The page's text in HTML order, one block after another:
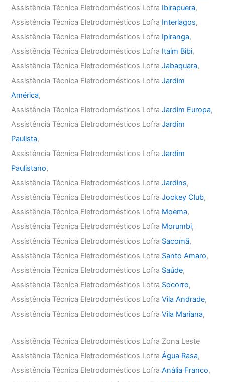
Assistência Técnica Eletrodomésticos Lofra Ibirapuera,
Assistência Técnica Eletrodomésticos Lofra Interlagos,
Assistência Técnica Eletrodomésticos Lofra Ipiranga,
Assistência Técnica Eletrodomésticos Lofra Itaim Bibi,
Assistência Técnica Eletrodomésticos LofraJabaquara,
Assistência Técnica Eletrodomésticos LofraJardim
América,
Assistência Técnica Eletrodomésticos LofraJardim Europa,
Assistência Técnica Eletrodomésticos LofraJardim
Paulista,
Assistência Técnica Eletrodomésticos LofraJardim
Paulistano,
Assistência Técnica Eletrodomésticos LofraJardins,
Assistência Técnica Eletrodomésticos LofraJockey Club,
Assistência Técnica Eletrodomésticos Lofra Moema,
Assistência Técnica Eletrodomésticos Lofra Morumbi,
Assistência Técnica Eletrodomésticos Lofra Sacomã,
Assistência Técnica Eletrodomésticos Lofra Santo Amaro,
Assistência Técnica Eletrodomésticos Lofra Saúde,
Assistência Técnica Eletrodomésticos Lofra Socorro,
Assistência Técnica Eletrodomésticos LofraVila Andrade,
Assistência Técnica Eletrodomésticos LofraVila Mariana,
Assistência Técnica Eletrodomésticos Lofra Zona Leste
Assistência Técnica Eletrodomésticos LofraÁgua Rasa,
Assistência Técnica Eletrodomésticos LofraAnália Franco,